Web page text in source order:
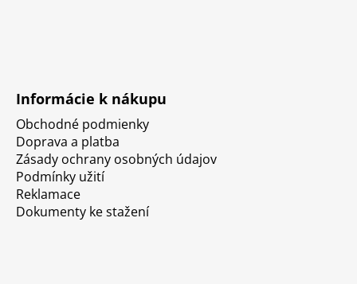
Informácie k nákupu
Obchodné podmienky
Doprava a platba
Zásady ochrany osobných údajov
Podmínky užití
Reklamace
Dokumenty ke stažení